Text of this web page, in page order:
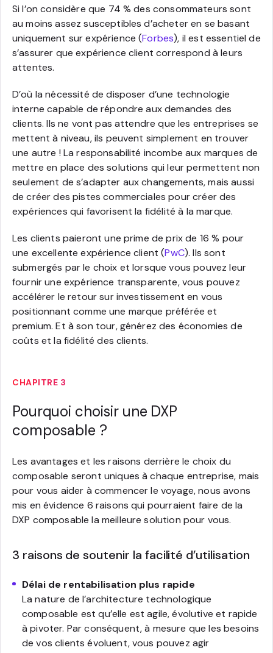
Si l’on considère que 74 % des consommateurs sont
au moins assez susceptibles d’acheter en se basant
uniquement sur expérience (Forbes), il est essentiel de
s’assurer que expérience client correspond à leurs
attentes.
D’où la nécessité de disposer d’une technologie
interne capable de répondre aux demandes des
clients. Ils ne vont pas attendre que les entreprises se
mettent à niveau, ils peuvent simplement en trouver
une autre ! La responsabilité incombe aux marques de
mettre en place des solutions qui leur permettent non
seulement de s’adapter aux changements, mais aussi
de créer des pistes commerciales pour créer des
expériences qui favorisent la fidélité à la marque.
Les clients paieront une prime de prix de 16 % pour
une excellente expérience client (PwC). Ils sont
submergés par le choix et lorsque vous pouvez leur
fournir une expérience transparente, vous pouvez
accélérer le retour sur investissement en vous
positionnant comme une marque préférée et
premium. Et à son tour, générez des économies de
coûts et la fidélité des clients.
CHAPITRE 3
Pourquoi choisir une DXP
composable ?
Les avantages et les raisons derrière le choix du
composable seront uniques à chaque entreprise, mais
pour vous aider à commencer le voyage, nous avons
mis en évidence 6 raisons qui pourraient faire de la
DXP composable la meilleure solution pour vous.
3 raisons de soutenir la facilité d’utilisation
Délai de rentabilisation plus rapide
La nature de l’architecture technologique
composable est qu’elle est agile, évolutive et rapide
à pivoter. Par conséquent, à mesure que les besoins
de vos clients évoluent, vous pouvez agir